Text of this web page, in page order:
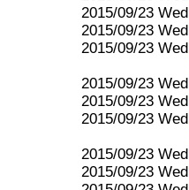
2015/09/23 Wed
2015/09/23 Wed
2015/09/23 Wed
2015/09/23 Wed
2015/09/23 Wed
2015/09/23 Wed
2015/09/23 Wed
2015/09/23 Wed